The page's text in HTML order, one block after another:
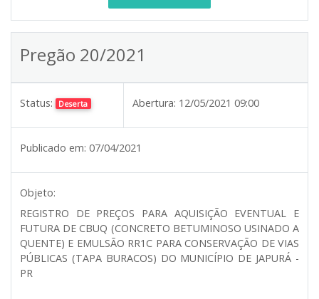
Pregão 20/2021
Status: Deserta Abertura: 12/05/2021 09:00
Publicado em: 07/04/2021
Objeto:
REGISTRO DE PREÇOS PARA AQUISIÇÃO EVENTUAL E
FUTURA DE CBUQ (CONCRETO BETUMINOSO USINADO A
QUENTE) E EMULSÃO RR1C PARA CONSERVAÇÃO DE VIAS
PÚBLICAS (TAPA BURACOS) DO MUNICÍPIO DE JAPURÁ -
PR